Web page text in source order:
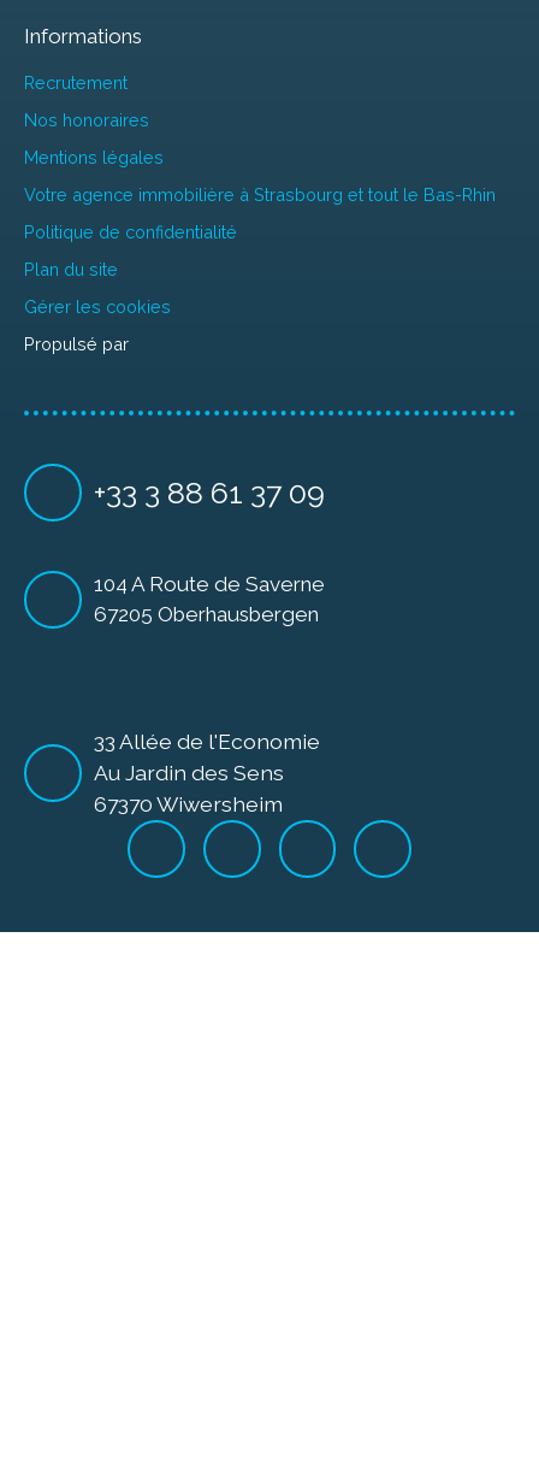
Informations
Recrutement
Nos honoraires
Mentions légales
Votre agence immobilière à Strasbourg et tout le Bas-Rhin
Politique de confidentialité
Plan du site
Gérer les cookies
Propulsé par
+33 3 88 61 37 09
104 A Route de Saverne
67205 Oberhausbergen
33 Allée de l'Economie
Au Jardin des Sens
67370 Wiwersheim